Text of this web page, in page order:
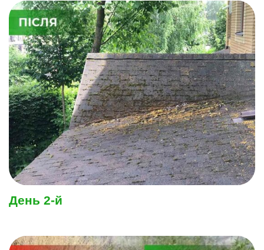
День 2-й